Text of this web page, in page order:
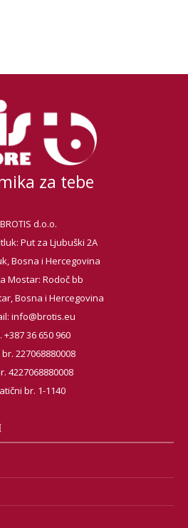
za tebe
BROTIS d.o.o.
Put za Ljubuški 2A
Bosna i Hercegovina
Mostar: Rodoč bb
Bosna i Hercegovina
info@brotis.eu
+387 36 650 960
br. 227068880008
4227068880008
br. 1-1140